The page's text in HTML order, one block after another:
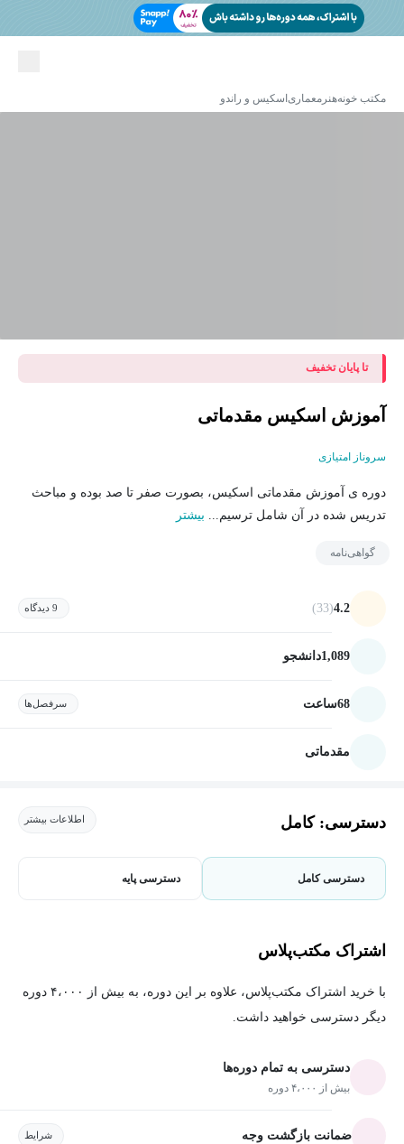
مکتب خونههنر معماری اسکیس و راندو
تا پایان تخفیف
آموزش اسکیس مقدماتی
سروناز امتیازی
دوره ی آموزش مقدماتی اسکیس، بصورت صفر تا صد بوده و مباحث
تدریس شده در آن شامل ترسیم... بیشتر
گواهی‌نامه
4.2
(33) 9 دیدگاه
1,089دانشجو
68ساعت سرفصل‌ها
مقدماتی
دسترسی: کامل اطلاعات بیشتر
دسترسی کامل دسترسی پایه
اشتراک مکتب‌پلاس
با خرید اشتراک مکتب‌پلاس، علاوه بر این دوره، به بیش از ۴،۰۰۰ دوره
دیگر دسترسی خواهید داشت.
دسترسی به تمام دوره‌ها
بیش از ۴،۰۰۰ دوره
ضمانت بازگشت وجه شرایط